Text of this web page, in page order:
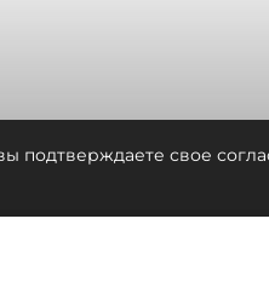
подтверждаете свое